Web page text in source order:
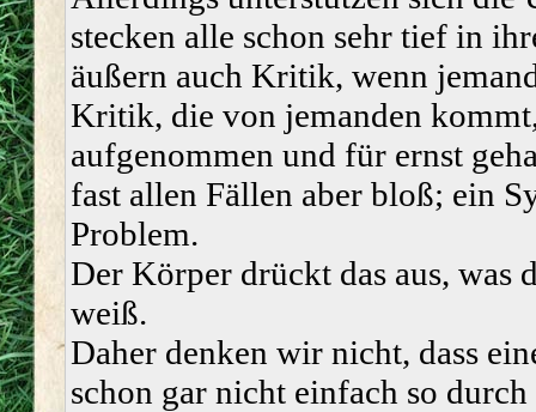
stecken alle schon sehr tief in
äußern auch Kritik, wenn
Kritik, die von jemanden
aufgenommen und für ernst
fast allen Fällen aber bloß; ein
Problem.
Der Körper drückt das aus, was
weiß.
Daher denken wir nicht, dass
schon gar nicht einfach so durch